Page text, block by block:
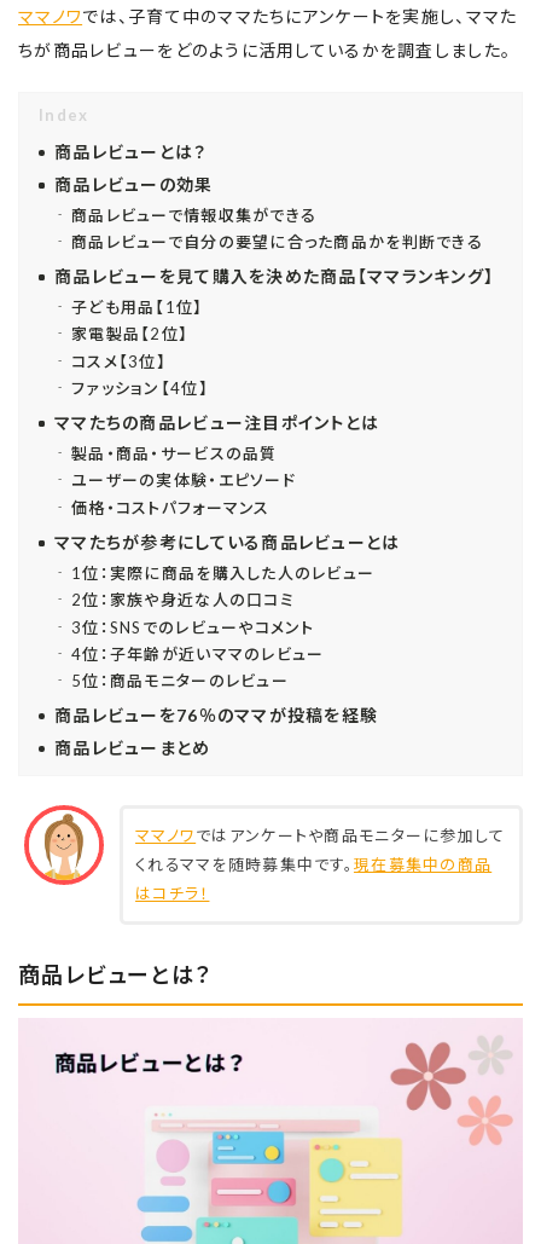
ママノワでは、子育て中のママたちにアンケートを実施し、ママた
ちが商品レビューをどのように活用しているかを調査しました。
Index
商品レビューとは？
商品レビューの効果
商品レビューで情報収集ができる
商品レビューで自分の要望に合った商品かを判断できる
商品レビューを見て購入を決めた商品【ママランキング】
子ども用品【1位】
家電製品【2位】
コスメ【3位】
ファッション【4位】
ママたちの商品レビュー注目ポイントとは
製品・商品・サービスの品質
ユーザーの実体験・エピソード
価格・コストパフォーマンス
ママたちが参考にしている商品レビューとは
1位：実際に商品を購入した人のレビュー
2位：家族や身近な人の口コミ
3位：SNSでのレビューやコメント
4位：子年齢が近いママのレビュー
5位：商品モニターのレビュー
商品レビューを76％のママが投稿を経験
商品レビューまとめ
ママノワではアンケートや商品モニターに参加して
くれるママを随時募集中です。 現在募集中の商品
はコチラ！
商品レビューとは？